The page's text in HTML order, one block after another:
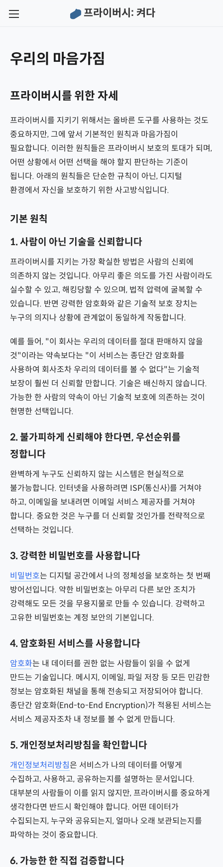
프라이버시: 켜다
← 프라이버시 대체 도구
프라이버시 대체 도구
인터넷 브라우저
이메일
인스턴트 메신저
SNS
2단계 인증(2FA)
파일 및 디스크 암호화
클라우드 저장소
메모 및 노트, PKM
인공지능(AI & LLM)
지도
오피스 도구
개발 도구
DNS
운영체제
← 프라이버시: 켜다
프라이버시: 켜다
연혁
연락처
개인정보 처리방침
면책 조항 및 이용 약관
영장 카나리아
우리의 마음가짐
프라이버시를 위한 자세
프라이버시를 지키기 위해서는 올바른 도구를 사용하는 것도
중요하지만, 그에 앞서 기본적인 원칙과 마음가짐이
필요합니다. 이러한 원칙들은 프라이버시 보호의 토대가 되며,
어떤 상황에서 어떤 선택을 해야 할지 판단하는 기준이
됩니다. 아래의 원칙들은 단순한 규칙이 아닌, 디지털
환경에서 자신을 보호하기 위한 사고방식입니다.
기본 원칙
1. 사람이 아닌 기술을 신뢰합니다
프라이버시를 지키는 가장 확실한 방법은 사람의 신뢰에
의존하지 않는 것입니다. 아무리 좋은 의도를 가진 사람이라도
실수할 수 있고, 해킹당할 수 있으며, 법적 압력에 굴복할 수
있습니다. 반면 강력한 암호화와 같은 기술적 보호 장치는
누구의 의지나 상황에 관계없이 동일하게 작동합니다.
예를 들어, "이 회사는 우리의 데이터를 절대 판매하지 않을
것"이라는 약속보다는 "이 서비스는 종단간 암호화를
사용하여 회사조차 우리의 데이터를 볼 수 없다"는 기술적
보장이 훨씬 더 신뢰할 만합니다. 기술은 배신하지 않습니다.
가능한 한 사람의 약속이 아닌 기술적 보호에 의존하는 것이
현명한 선택입니다.
2. 불가피하게 신뢰해야 한다면, 우선순위를
정합니다
완벽하게 누구도 신뢰하지 않는 시스템은 현실적으로
불가능합니다. 인터넷을 사용하려면 ISP(통신사)를 거쳐야
하고, 이메일을 보내려면 이메일 서비스 제공자를 거쳐야
합니다. 중요한 것은 누구를 더 신뢰할 것인가를 전략적으로
선택하는 것입니다.
3. 강력한 비밀번호를 사용합니다
비밀번호는 디지털 공간에서 나의 정체성을 보호하는 첫 번째
방어선입니다. 약한 비밀번호는 아무리 다른 보안 조치가
강력해도 모든 것을 무용지물로 만들 수 있습니다. 강력하고
고유한 비밀번호는 계정 보안의 기본입니다.
4. 암호화된 서비스를 사용합니다
암호화는 내 데이터를 권한 없는 사람들이 읽을 수 없게
만드는 기술입니다. 메시지, 이메일, 파일 저장 등 모든 민감한
정보는 암호화된 채널을 통해 전송되고 저장되어야 합니다.
종단간 암호화(End-to-End Encryption)가 적용된 서비스는
서비스 제공자조차 내 정보를 볼 수 없게 만듭니다.
5. 개인정보처리방침을 확인합니다
개인정보처리방침은 서비스가 나의 데이터를 어떻게
수집하고, 사용하고, 공유하는지를 설명하는 문서입니다.
대부분의 사람들이 이를 읽지 않지만, 프라이버시를 중요하게
생각한다면 반드시 확인해야 합니다. 어떤 데이터가
수집되는지, 누구와 공유되는지, 얼마나 오래 보관되는지를
파악하는 것이 중요합니다.
6. 가능한 한 직접 검증합니다